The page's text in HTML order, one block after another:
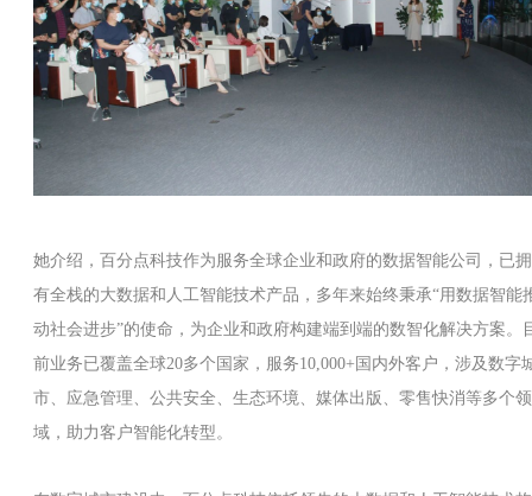
她介绍，百分点科技作为服务全球企业和政府的数据智能公司，已拥
有全栈的大数据和人工智能技术产品，多年来始终秉承“用数据智能
动社会进步”的使命，为企业和政府构建端到端的数智化解决方案。
前业务已覆盖全球20多个国家，服务10,000+国内外客户，涉及数字
市、应急管理、公共安全、生态环境、媒体出版、零售快消等多个领
域，助力客户智能化转型。